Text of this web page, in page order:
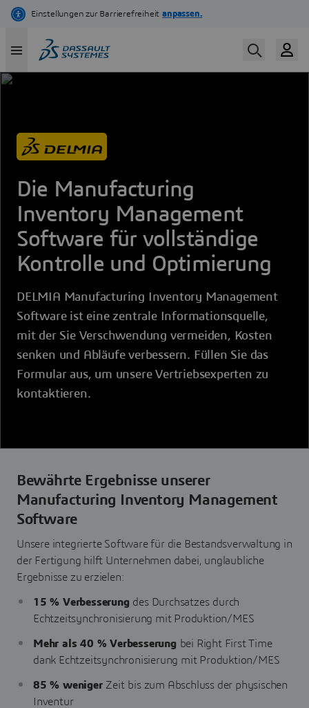
Direkt
zum
Die Manufacturing
Inventory Management
Software für vollständige
Kontrolle und Optimierung
DELMIA Manufacturing Inventory Management
Software ist eine zentrale Informationsquelle,
mit der Sie Verschwendung vermeiden, Kosten
senken und Abläufe verbessern. Füllen Sie das
Formular aus, um unsere Vertriebsexperten zu
kontaktieren.
Bewährte Ergebnisse unserer
Manufacturing Inventory Management
Software
Unsere integrierte Software für die Bestandsverwaltung in
der Fertigung hilft Unternehmen dabei, unglaubliche
Ergebnisse zu erzielen:
15 % Verbesserung des Durchsatzes durch
Echtzeitsynchronisierung mit Produktion/MES
Mehr als 40 % Verbesserung bei Right First Time
dank Echtzeitsynchronisierung mit Produktion/MES
85 % weniger Zeit bis zum Abschluss der physischen
Inventur